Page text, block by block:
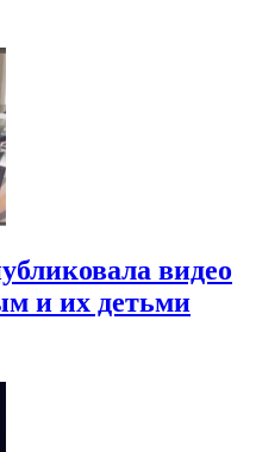
видео
и их детьми